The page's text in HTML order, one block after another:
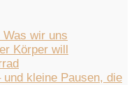
wir uns
Körper will
kleine Pausen, die